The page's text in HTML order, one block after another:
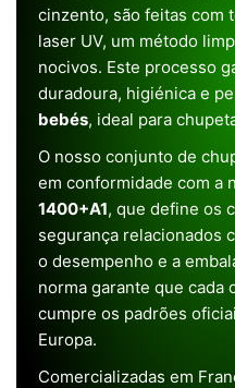
cinzento, são feitas com
laser UV, um método
nocivos. Este processo
duradoura, higiénica e
bebés, ideal para
O nosso conjunto de
em conformidade com a
1400+A1, que define os
segurança relacionados
o desempenho e a
norma garante que cada
cumpre os padrões
Europa.
Comercializadas em